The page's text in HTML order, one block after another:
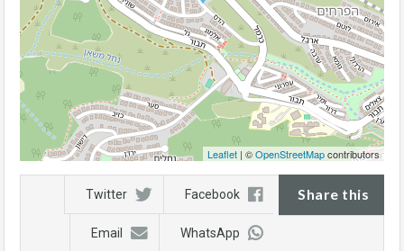
Leaflet | ©OpenStreetMapcontributors
Share this
Facebook
Twitter
WhatsApp
Email